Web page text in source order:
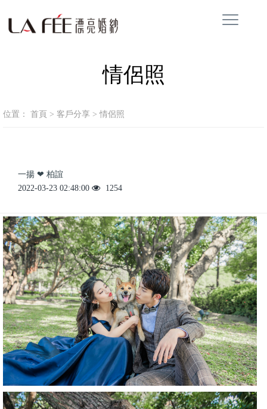
情侶照
位置： 首頁 > 客戶分享 > 情侶照
一揚 ❤ 柏誼
2022-03-23 02:48:00 1254